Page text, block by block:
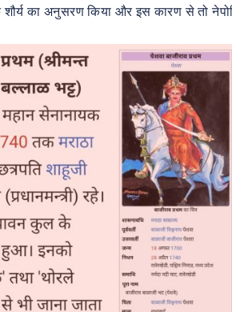
शौर्य का अनुसरण किया और इस कारण से तो